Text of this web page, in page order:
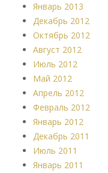
Январь 2013
Декабрь 2012
Октябрь 2012
Август 2012
Июль 2012
Май 2012
Апрель 2012
Февраль 2012
Январь 2012
Декабрь 2011
Июль 2011
Январь 2011